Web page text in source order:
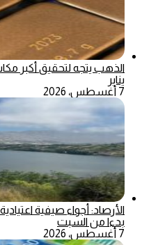
الذهب يتجه لتحقيق أكبر
يناير
7 أغسطس، 2026
الأرصاد: أجواء صيفية
بدءا من السبت
7 أغسطس، 2026